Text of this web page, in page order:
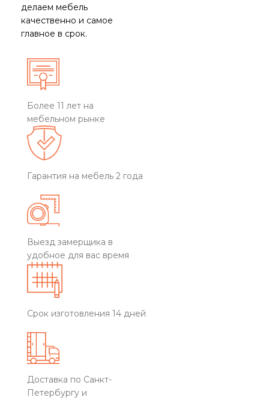
делаем мебель
качественно и самое
главное в срок.
Более 11 лет на
мебельном рынке
Гарантия на мебель 2 года
Выезд замерщика в
удобное для вас время
Срок изготовления 14 дней
Доставка по Санкт-
Петербургу и